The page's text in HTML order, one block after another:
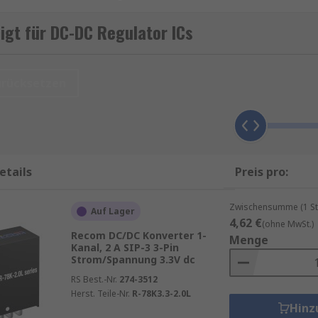
aufgrund ihrer eigenen Anforderungen an jeden
und verringern, indem die Eingangsenergie
für DC-DC Regulator ICs
Preis pro:
Auf Lager
Recom DC/DC Konverter 1-
Kanal, 2 A SIP-3 3-Pin
Strom/Spannung 3.3V dc
RS Best.-Nr. 274-3512
Herst. Teile-Nr. R-78K3.3-2.0L
Zwischensumme (1
4,62 €(ohne MwSt.)
Menge